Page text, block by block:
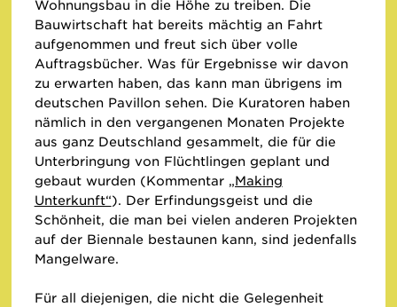
Wohnungsbau in die Höhe zu treiben. Die
Bauwirtschaft hat bereits mächtig an Fahrt
aufgenommen und freut sich über volle
Auftragsbücher. Was für Ergebnisse wir davon
zu erwarten haben, das kann man übrigens im
deutschen Pavillon sehen. Die Kuratoren haben
nämlich in den vergangenen Monaten Projekte
aus ganz Deutschland gesammelt, die für die
Unterbringung von Flüchtlingen geplant und
gebaut wurden (Kommentar „Making
Unterkunft“). Der Erfindungsgeist und die
Schönheit, die man bei vielen anderen Projekten
auf der Biennale bestaunen kann, sind jedenfalls
Mangelware.
Für all diejenigen, die nicht die Gelegenheit